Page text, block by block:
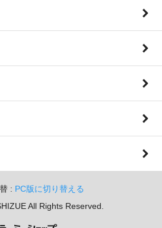
: PC版に切り替える
All Rights Reserved.